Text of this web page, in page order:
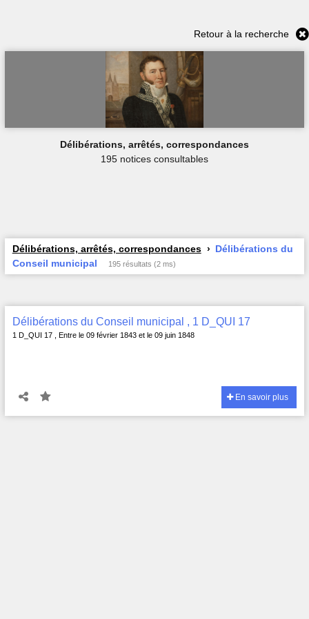
Retour à la recherche
Délibérations, arrêtés, correspondances
195 notices consultables
Délibérations, arrêtés, correspondances
Délibérations du
Conseil municipal
195 résultats (2 ms)
Délibérations du Conseil municipal , 1 D_QUI 17
1 D_QUI 17 , Entre le 09 février 1843 et le 09 juin 1848
En savoir plus